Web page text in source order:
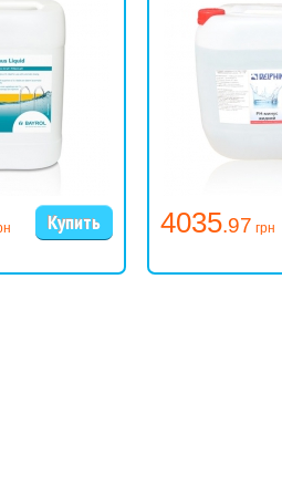
4035.97 грн